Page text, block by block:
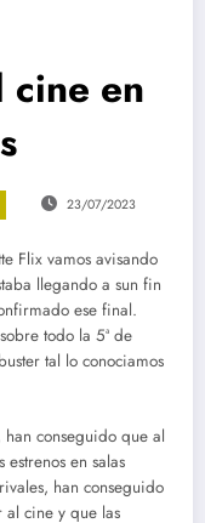
en
23/07/2023
Flix vamos avisando
llegando a sun fin
ese final.
sobre todo la 5ª de
tal lo conociamos
conseguido que al
en salas
han conseguido
al cine y que las